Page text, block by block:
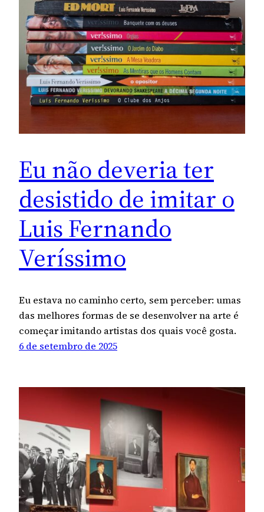
Eu não deveria ter
desistido de imitar o
Luis Fernando
Veríssimo
Eu estava no caminho certo, sem perceber: umas
das melhores formas de se desenvolver na arte é
começar imitando artistas dos quais você gosta.
6 de setembro de 2025